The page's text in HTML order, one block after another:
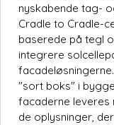
nyskabende tag-
Cradle to Cradle-
baserede på tegl
integrere
"sort boks" i
facaderne leveres
de oplysninger,